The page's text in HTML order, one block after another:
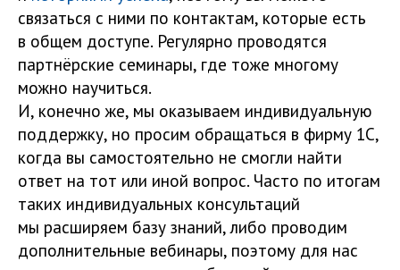
связаться с ними по контактам, которые есть
в общем доступе. Регулярно проводятся
партнёрские семинары, где тоже многому
можно научиться.
И, конечно же, мы оказываем индивидуальную
поддержку, но просим обращаться в фирму 1С,
когда вы самостоятельно не смогли найти
ответ на тот или иной вопрос. Часто по итогам
таких индивидуальных консультаций
мы расширяем базу знаний, либо проводим
дополнительные вебинары, поэтому для нас